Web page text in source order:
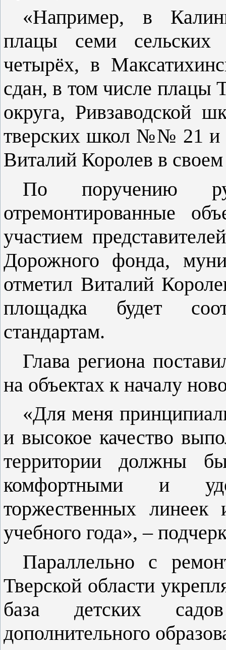
«Например, в
плацы семи
четырёх, в
сдан, в том числе плацы
округа, Ривзаводской
тверских школ №№ 21 и
Виталий Королев в
По поручению
отремонтированные
участием
Дорожного фонда,
отметил Виталий
площадка будет
стандартам.
Глава региона
на объектах к началу
«Для меня
и высокое качество
территории должны
комфортными и
торжественных
учебного года», –
Параллельно с
Тверской области
база детских
дополнительного